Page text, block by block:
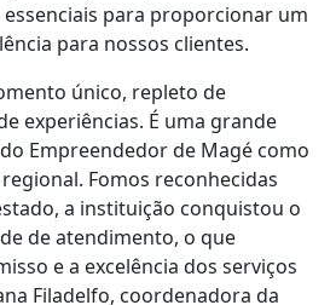
para proporcionar um
para nossos clientes.
único, repleto de
experiências. É uma grande
Empreendedor de Magé como
Fomos reconhecidas
a instituição conquistou o
de atendimento, o que
e a excelência dos serviços
Filadelfo, coordenadora da